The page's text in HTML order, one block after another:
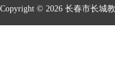
Copyright © 2026 长春市长城